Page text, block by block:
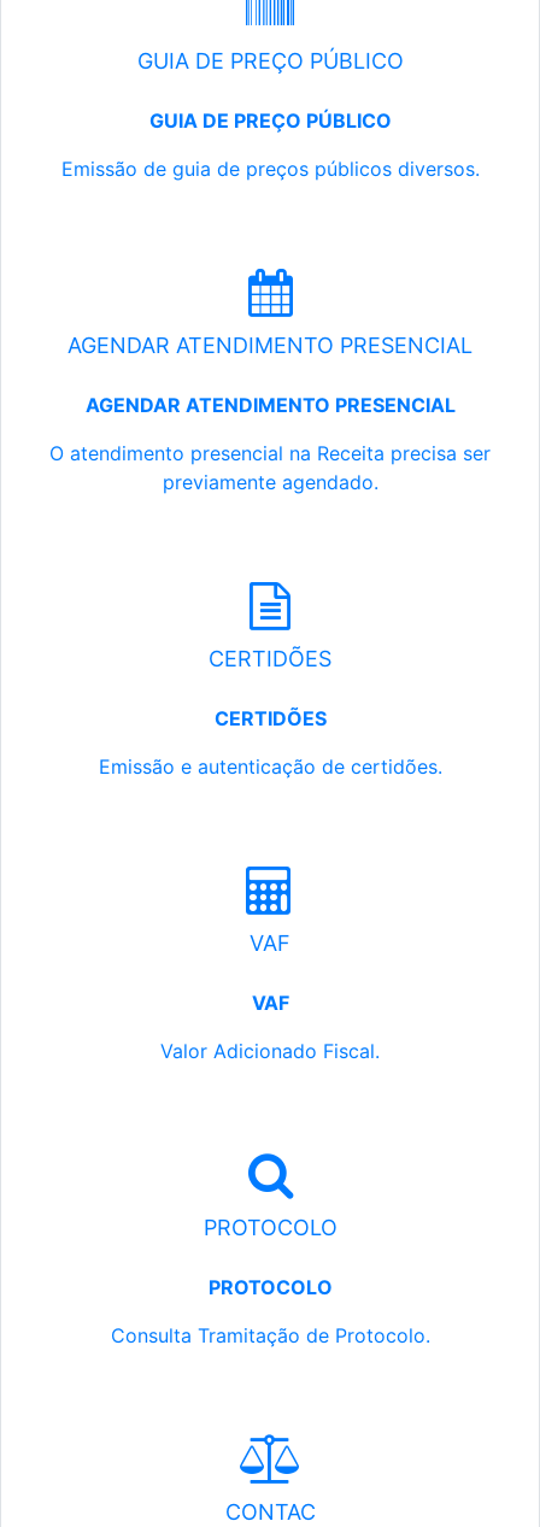
GUIA DE PREÇO PÚBLICO
GUIA DE PREÇO PÚBLICO
Emissão de guia de preços públicos diversos.
AGENDAR ATENDIMENTO PRESENCIAL
AGENDAR ATENDIMENTO PRESENCIAL
O atendimento presencial na Receita precisa ser
previamente agendado.
CERTIDÕES
CERTIDÕES
Emissão e autenticação de certidões.
VAF
VAF
Valor Adicionado Fiscal.
PROTOCOLO
PROTOCOLO
Consulta Tramitação de Protocolo.
CONTAC